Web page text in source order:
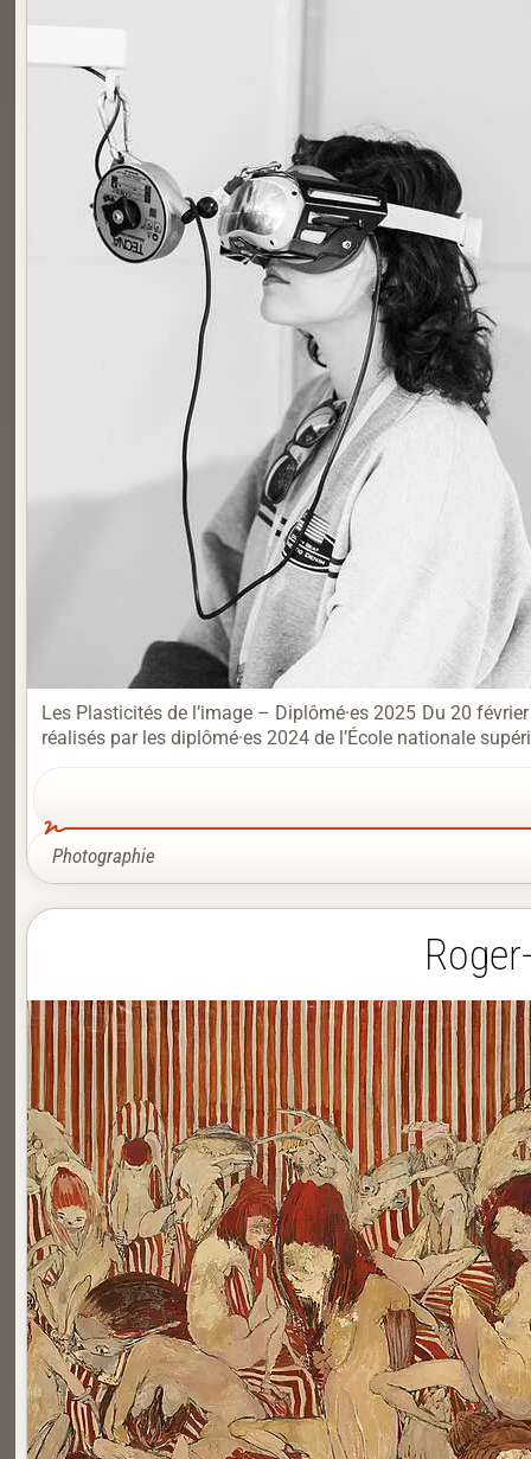
Les Plasticités de l’image – Diplômé·es 2025 Du 20
réalisés par les diplômé·es 2024 de l’École nationale
Photographie